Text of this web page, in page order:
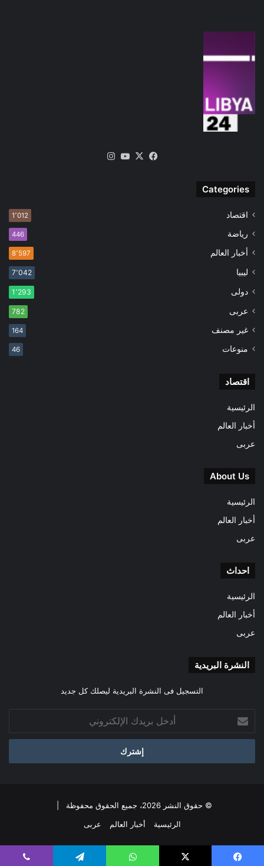
فيسبوك
‫X
‫YouTube
Categories
اقتصاد 1٬012
رياضة 446
أخبار العالم 8٬597
ليبيا 7٬042
دولى 1٬293
عربى 782
غير مصنف 164
منوعات 46
اقتصاد
الرئيسية
أخبار العالم
عربى
About Us
الرئيسية
أخبار العالم
عربى
احداث
الرئيسية
أخبار العالم
عربى
النشرة البريدية
التسجيل فى النشرة البريدية ليصلك كل جديد
بريدك
الإلكتروني
© حقوق النشر 2026، جميع الحقوق محفوظة |
الرئيسية
أخبار العالم عربى